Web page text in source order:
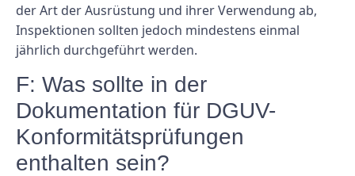
der Art der Ausrüstung und ihrer Verwendung ab,
Inspektionen sollten jedoch mindestens einmal
jährlich durchgeführt werden.
F: Was sollte in der
Dokumentation für DGUV-
Konformitätsprüfungen
enthalten sein?